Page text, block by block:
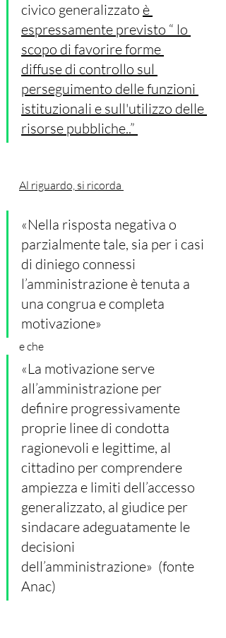
civico generalizzato è
espressamente previsto “ lo
scopo di favorire forme
diffuse di controllo sul
perseguimento delle funzioni
istituzionali e sull'utilizzo delle
risorse pubbliche..”
Al riguardo, si ricorda
«Nella risposta negativa o
parzialmente tale, sia per i casi
di diniego connessi
l’amministrazione è tenuta a
una congrua e completa
motivazione»
e che
«La motivazione serve
all’amministrazione per
definire progressivamente
proprie linee di condotta
ragionevoli e legittime, al
cittadino per comprendere
ampiezza e limiti dell’accesso
generalizzato, al giudice per
sindacare adeguatamente le
decisioni
dell’amministrazione»  (fonte
Anac)